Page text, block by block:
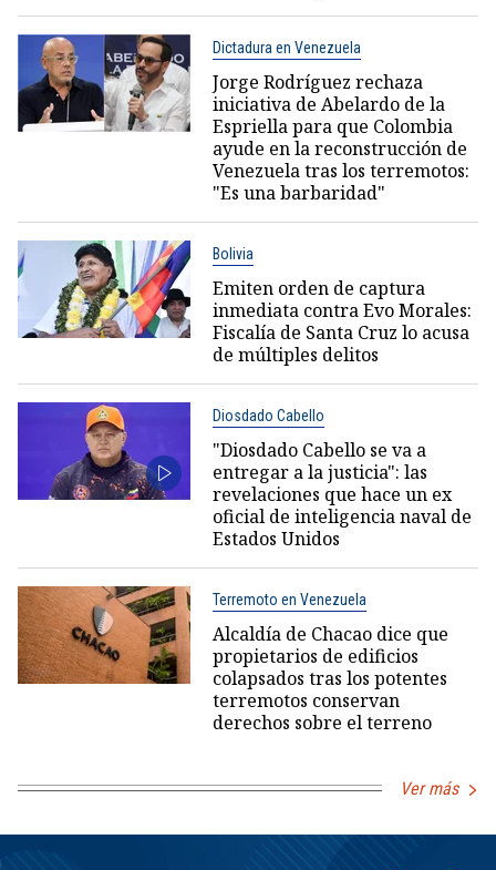
Dictadura en Venezuela
Jorge Rodríguez rechaza
iniciativa de Abelardo de la
Espriella para que Colombia
ayude en la reconstrucción de
Venezuela tras los terremotos:
"Es una barbaridad"
Bolivia
Emiten orden de captura
inmediata contra Evo Morales:
Fiscalía de Santa Cruz lo acusa
de múltiples delitos
Diosdado Cabello
"Diosdado Cabello se va a
entregar a la justicia": las
revelaciones que hace un ex
oficial de inteligencia naval de
Estados Unidos
Terremoto en Venezuela
Alcaldía de Chacao dice que
propietarios de edificios
colapsados tras los potentes
terremotos conservan
derechos sobre el terreno
Ver más